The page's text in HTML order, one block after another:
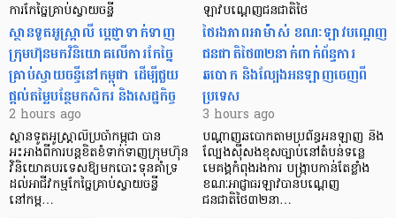
ការកែច្នៃគ្រាប់ស្វាយចន្ទី
ស្ថានទូតអូស្ត្រាលី ប្តេជ្ញាទាក់ទាញ
ក្រុមហ៊ុនមក​វិនិយោគលើការកែច្នៃ
គ្រាប់ស្វាយចន្ទីនៅកម្ពុជា ដើម្បីជួយ
ផ្តល់តម្លៃបន្ថែមកសិករ និងសេដ្ឋកិច្ច
2 hours ago
ស្ថានទូតអូស្ត្រាលីប្រចាំកម្ពុជា បាន
អះអាងពីការបន្តខិតខំទាក់ទាញក្រុមហ៊ុន
វិនិយោគបរទេសឱ្យមកបោះទុនគាំទ្រ
ដល់អាជីវកម្មកែច្នៃគ្រាប់ស្វាយចន្ទី
នៅកម្ព…
ឡាវបណ្តេញជនជាតិថៃ
ថៃរងភាពអាម៉ាស់ ខណៈឡាវបណ្តេញ
ជនជាតិថៃ៣២នាក់ពាក់ព័ន្ធការ
ឆបោក និងល្បែងអនឡាញចេញពី
ប្រទេស
3 hours ago
បណ្តាញឆបោកតាមប្រព័ន្ធអនឡាញ និង
ល្បែងស៊ីសងខុសច្បាប់នៅតំបន់ទន្លេ
មេគង្គកំពុងរងការ បង្ក្រាប​កាន់តែខ្លាំង
ខណៈអាជ្ញាធរឡាវបានបណ្តេញ
ជនជាតិថៃ៣២នា…